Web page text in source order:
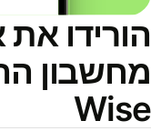
את